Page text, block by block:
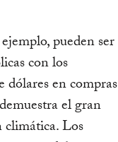
pueden ser
con los
dólares en compras
el gran
climática. Los